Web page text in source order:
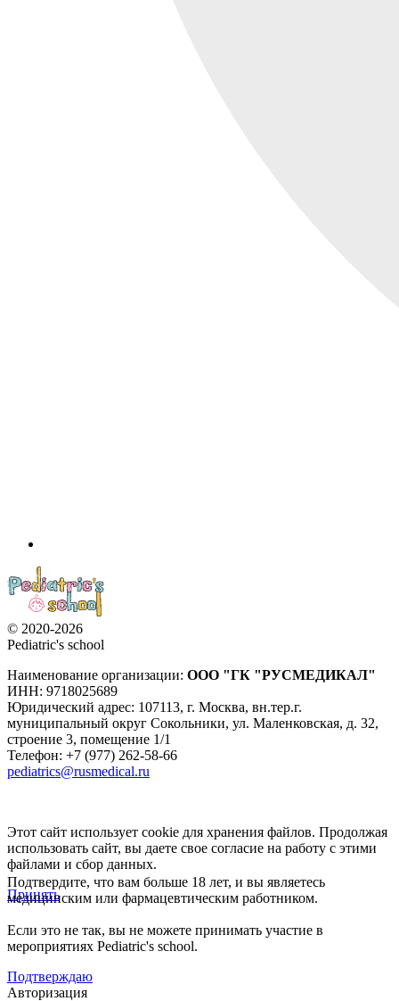
© 2020-2026
Pediatric's school
Наименование организации: ООО "ГК "РУСМЕДИКАЛ"
ИНН: 9718025689
Юридический адрес: 107113, г. Москва, вн.тер.г.
муниципальный округ Сокольники, ул. Маленковская, д. 32,
строение 3, помещение 1/1
Телефон: +7 (977) 262-58-66
pediatrics@rusmedical.ru
Этот сайт использует cookie для хранения файлов. Продолжая
использовать сайт, вы даете свое согласие на работу с этими
файлами и сбор данных.
Принять
Подтвердите, что вам больше 18 лет, и вы являетесь
медицинским или фармацевтическим работником.
Если это не так, вы не можете принимать участие в
мероприятиях Pediatric's school.
Подтверждаю
Авторизация